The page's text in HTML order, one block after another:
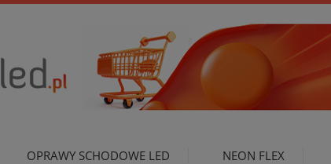
OPRAWY SCHODOWE LED NEON FLEX